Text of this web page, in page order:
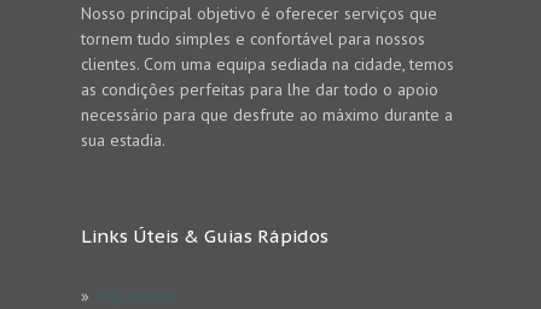
Nosso principal objetivo é oferecer serviços que
tornem tudo simples e confortável para nossos
clientes. Com uma equipa sediada na cidade, temos
as condições perfeitas para lhe dar todo o apoio
necessário para que desfrute ao máximo durante a
sua estadia.
Links Úteis & Guias Rápidos
»